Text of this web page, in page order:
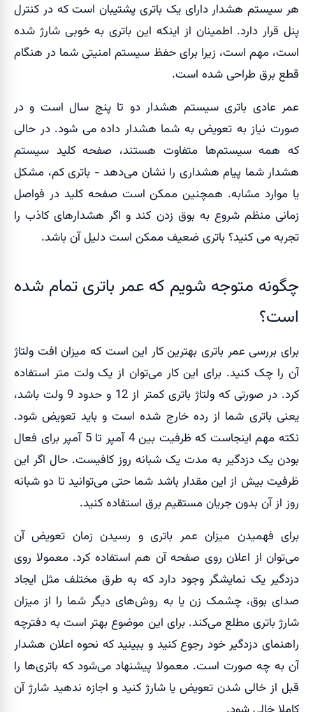
هر سیستم هشدار دارای یک باتری پشتیبان است که در کنترل
پنل قرار دارد. اطمینان از اینکه این باتری به خوبی شارژ شده
است، مهم است، زیرا برای حفظ سیستم امنیتی شما در هنگام
قطع برق طراحی شده است.
عمر عادی باتری سیستم هشدار دو تا پنج سال است و در
صورت نیاز به تعویض به شما هشدار داده می شود. در حالی
که همه سیستم‌ها متفاوت هستند، صفحه کلید سیستم
هشدار شما پیام هشداری را نشان می‌دهد - باتری کم، مشکل
یا موارد مشابه. همچنین ممکن است صفحه کلید در فواصل
زمانی منظم شروع به بوق زدن کند و اگر هشدارهای کاذب را
تجربه می کنید؟ باتری ضعیف ممکن است دلیل آن باشد.
چگونه متوجه شویم که عمر باتری تمام شده
است؟
برای بررسی عمر باتری بهترین کار این است که میزان افت ولتاژ
آن را چک کنید. برای این کار می‌توان از یک ولت متر استفاده
کرد. در صورتی که ولتاژ باتری کمتر از 12 و حدود 9 ولت باشد،
یعنی باتری شما از رده خارج شده است و باید تعویض شود.
نکته مهم اینجاست که ظرفیت بین 4 آمپر تا 5 آمپر برای فعال
بودن یک دزدگیر به مدت یک شبانه روز کافیست. حال اگر این
ظرفیت بیش از این مقدار باشد شما حتی می‌توانید تا دو شبانه
روز از آن بدون جریان مستقیم برق استفاده کنید.
برای فهمیدن میزان عمر باتری و رسیدن زمان تعویض آن
می‌توان از اعلان روی صفحه آن هم استفاده کرد. معمولا روی
دزدگیر یک نمایشگر وجود دارد که به طرق مختلف مثل ایجاد
صدای بوق، چشمک زن یا به روش‌های دیگر شما را از میزان
شارژ باتری مطلع می‌کند. برای این موضوع بهتر است به دفترچه
راهنمای دزدگیر خود رجوع کنید و ببینید که نحوه اعلان هشدار
آن به چه صورت است. معمولا پیشنهاد می‌شود که باتری‌ها را
قبل از خالی شدن تعویض یا شارژ کنید و اجازه ندهید شارژ آن